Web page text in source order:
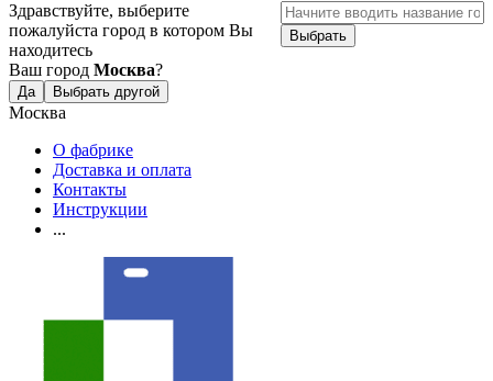
Здравствуйте, выберите
пожалуйста город в котором Вы
находитесь
Ваш город Москва?
Да Выбрать другой
Выбрать
Москва
О фабрике
Доставка и оплата
Контакты
Инструкции
...